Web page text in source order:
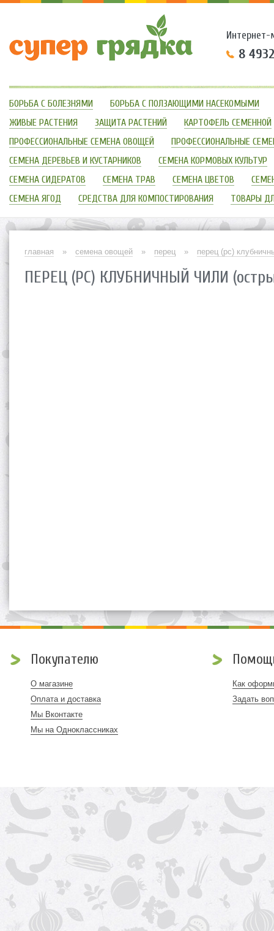
Интернет-
8
БОРЬБА С БОЛЕЗНЯМИ
БОРЬБА С ПОЛЗАЮЩИМИ НАСЕКОМЫМИ
ЖИВЫЕ РАСТЕНИЯ
ЗАЩИТА РАСТЕНИЙ
КАРТОФЕЛЬ СЕМЕННОЙ
ПРОФЕССИОНАЛЬНЫЕ СЕМЕНА ОВОЩЕЙ
ПРОФЕССИОНАЛЬНЫЕ
СЕМЕНА ДЕРЕВЬЕВ И КУСТАРНИКОВ
СЕМЕНА КОРМОВЫХ КУЛЬТУР
СЕМЕНА СИДЕРАТОВ
СЕМЕНА ТРАВ СЕМЕНА ЦВЕТОВ
СЕМЕНА ЯГОД
СРЕДСТВА ДЛЯ КОМПОСТИРОВАНИЯ ТОВАРЫ
главная » семена овощей » перец » перец (рс)
ПЕРЕЦ (РС) КЛУБНИЧНЫЙ ЧИЛИ
Покупателю
О магазине
Оплата и доставка
Мы Вконтакте
Мы на Одноклассниках
Как
Задать